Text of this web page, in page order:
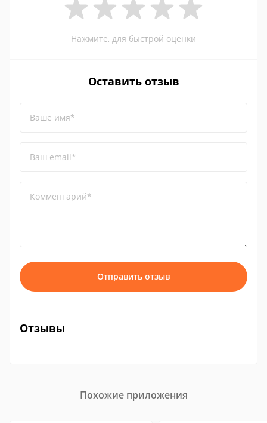
Нажмите, для быстрой оценки
Оставить отзыв
Ваше имя*
Ваш email*
Комментарий*
Отправить отзыв
Отзывы
Похожие приложения